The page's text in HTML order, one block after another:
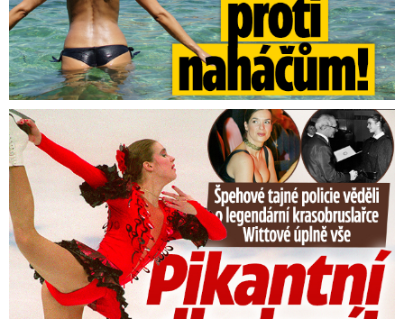
Tajná policie špehovala krasobruslařku Wittovou: Pikantní ...